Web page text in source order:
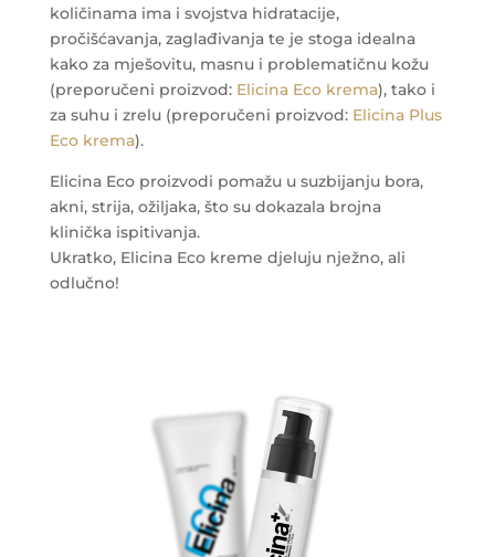
količinama ima i svojstva hidratacije,
pročišćavanja, zaglađivanja te je stoga idealna
kako za mješovitu, masnu i problematičnu kožu
(preporučeni proizvod: Elicina Eco krema), tako i
za suhu i zrelu (preporučeni proizvod: Elicina Plus
Eco krema).
Elicina Eco proizvodi pomažu u suzbijanju bora,
akni, strija, ožiljaka, što su dokazala brojna
klinička ispitivanja.
Ukratko, Elicina Eco kreme djeluju nježno, ali
odlučno!